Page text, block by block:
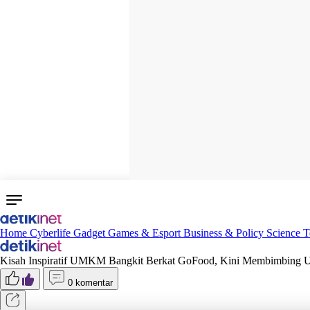
Home Cyberlife Gadget Games & Esport Business & Policy Science
Kisah Inspiratif UMKM Bangkit Berkat GoFood, Kini Membimbing
0 komentar